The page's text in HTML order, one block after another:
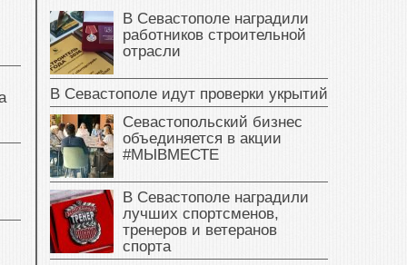
В Севастополе наградили
работников строительной
отрасли
В Севастополе идут проверки укрытий
Севастопольский бизнес
объединяется в акции
#МЫВМЕСТЕ
В Севастополе наградили
лучших спортсменов,
тренеров и ветеранов
спорта